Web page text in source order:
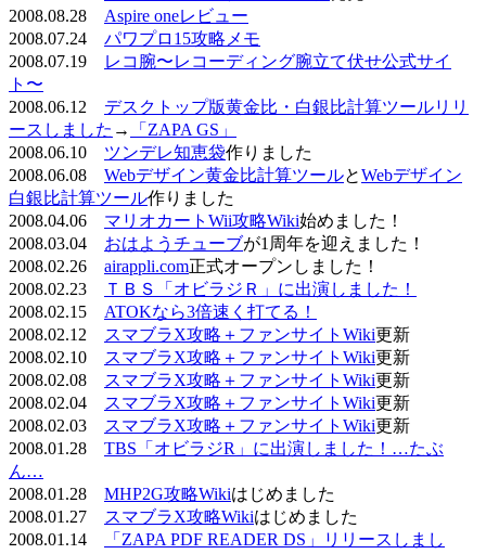
2008.08.28 Aspire oneレビュー
2008.07.24 パワプロ15攻略メモ
2008.07.19
レコ腕〜レコーディング腕立て伏せ公式サイ
ト〜
2008.06.12 デスクトップ版黄金比・白銀比計算ツールリリ
ースしました →
「ZAPA GS」
2008.06.10 ツンデレ知恵袋作りました
2008.06.08 Webデザイン黄金比計算ツールとWebデザイン
白銀比計算ツール作りました
2008.04.06 マリオカートWii攻略Wiki始めました！
2008.03.04 おはようチューブが1周年を迎えました！
2008.02.26 airappli.com正式オープンしました！
2008.02.23
ＴＢＳ「オビラジＲ」に出演しました！
2008.02.15 ATOKなら3倍速く打てる！
2008.02.12
スマブラX攻略＋ファンサイトWiki更新
2008.02.10
スマブラX攻略＋ファンサイトWiki更新
2008.02.08
スマブラX攻略＋ファンサイトWiki更新
2008.02.04
スマブラX攻略＋ファンサイトWiki更新
2008.02.03
スマブラX攻略＋ファンサイトWiki更新
2008.01.28 TBS「オビラジR」に出演しました！…たぶ
ん…
2008.01.28 MHP2G攻略Wikiはじめました
2008.01.27
スマブラX攻略Wikiはじめました
2008.01.14
「ZAPA PDF READER DS」リリースしまし